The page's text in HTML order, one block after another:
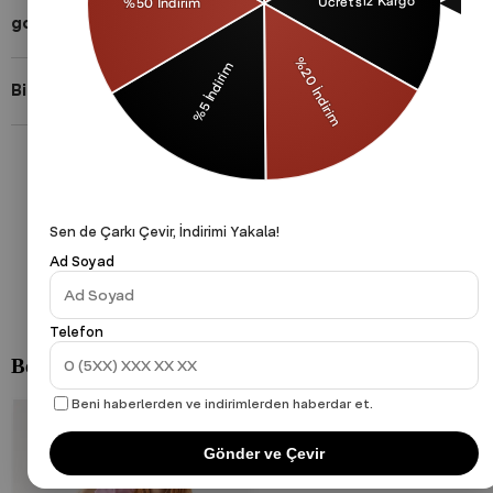
gothamVibes Hakkında
Bizi Takip Et!
Sen de Çarkı Çevir, İndirimi Yakala!
Ad Soyad
Telefon
Beni haberlerden ve indirimlerden haberdar et.
Gönder ve Çevir